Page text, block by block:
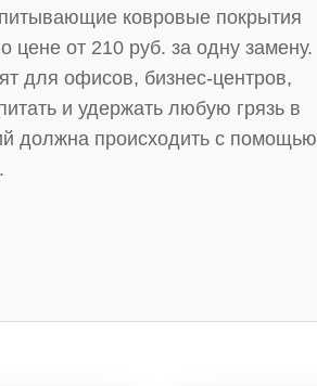
ковровые покрытия
от 210 руб. за одну замену.
для офисов, бизнес-центров,
и удержать любую грязь в
должна происходить с помощью